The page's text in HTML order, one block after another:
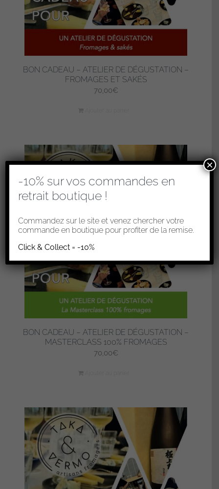
BON CADEAU – ATELIER DE DÉGUSTATION –
FROMAGES ET SAKÉS
70,00€
BON CADEAU – ATELIER DE DÉGUSTATION –
MASTERCLASS 100% FROMAGES
70,00€
-10% sur vos commandes en
retrait boutique !
Commandez sur le site et venez chercher votre
commande en boutique pour profiter de la remise.
Click & Collect = -10%
×